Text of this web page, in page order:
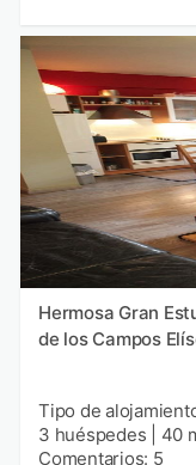
Hermosa Gran
de los Campos
Tipo de
3 huéspedes
40
Comentarios: 5